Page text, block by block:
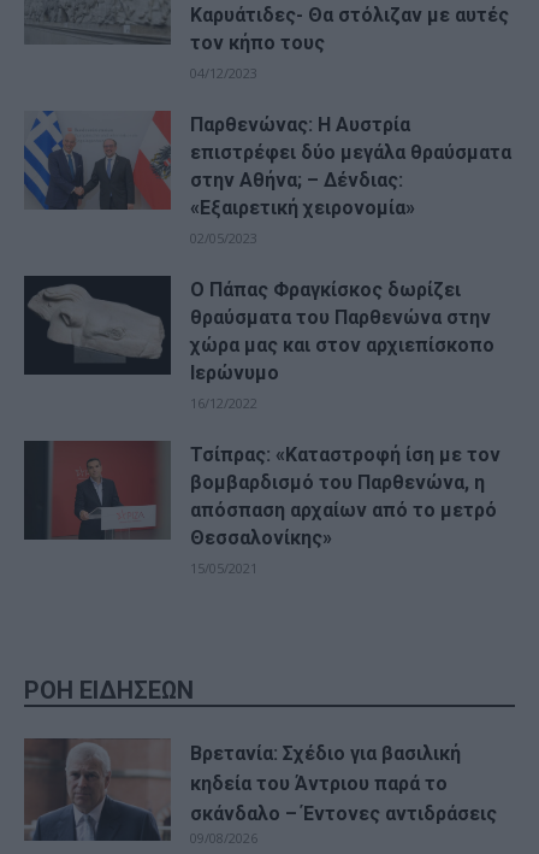
Καρυάτιδες- Θα στόλιζαν με αυτές
τον κήπο τους
04/12/2023
Παρθενώνας: Η Αυστρία
επιστρέφει δύο μεγάλα θραύσματα
στην Αθήνα; – Δένδιας:
«Εξαιρετική χειρονομία»
02/05/2023
Ο Πάπας Φραγκίσκος δωρίζει
θραύσματα του Παρθενώνα στην
χώρα μας και στον αρχιεπίσκοπο
Ιερώνυμο
16/12/2022
Τσίπρας: «Καταστροφή ίση με τον
βομβαρδισμό του Παρθενώνα, η
απόσπαση αρχαίων από το μετρό
Θεσσαλονίκης»
15/05/2021
ΡΟΗ ΕΙΔΗΣΕΩΝ
Βρετανία: Σχέδιο για βασιλική
κηδεία του Άντριου παρά το
σκάνδαλο – Έντονες αντιδράσεις
09/08/2026